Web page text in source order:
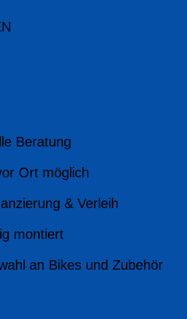
Beratung
Ort möglich
& Verleih
montiert
an Bikes und Zubehör